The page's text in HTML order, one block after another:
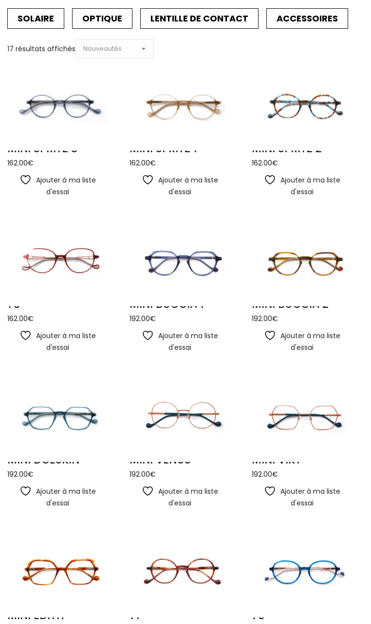
SOLAIRE OPTIQUE LENTILLE DE CONTACT ACCESSOIRES
17 résultats affichés Trié
du
au
plus
ancien
MINI SPRITZ 3
162.00€
Ajouter à ma liste
d'essai
MINI SPRITZ 1
162.00€
Ajouter à ma liste
d'essai
MINI SPRITZ 2
162.00€
Ajouter à ma liste
d'essai
73
162.00€
Ajouter à ma liste
d'essai
MINI BUCCIA 1
192.00€
Ajouter à ma liste
d'essai
MINI BUCCIA 2
192.00€
Ajouter à ma liste
d'essai
MINI DOESKIN
192.00€
Ajouter à ma liste
d'essai
MINI VENUS
192.00€
Ajouter à ma liste
d'essai
MINI VIKY
192.00€
Ajouter à ma liste
d'essai
MINI EDITH 71 70